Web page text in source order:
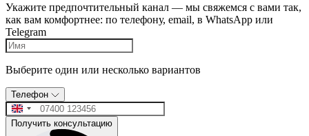
Укажите предпочтительный канал — мы свяжемся с вами так,
как вам комфортнее: по телефону, email, в WhatsApp или
Telegram
Выберите один или несколько вариантов
Телефон
Получить консультацию